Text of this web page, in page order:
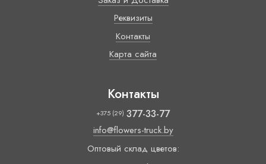
Реквизиты
Контакты
Карта сайта
Контакты
+375 (29) 377-33-77
info@flowers-truck.by
Оптовый склад цветов: